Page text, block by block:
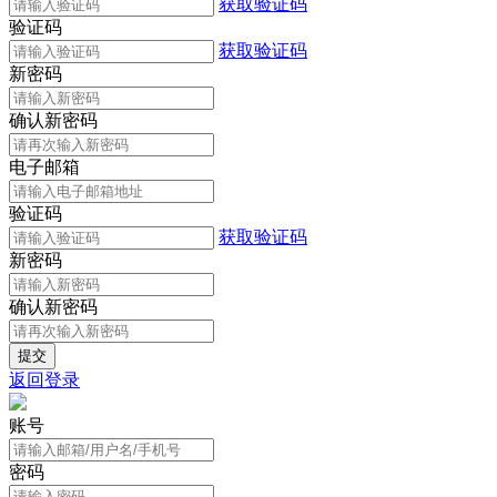
获取验证码
验证码
获取验证码
新密码
确认新密码
电子邮箱
验证码
获取验证码
新密码
确认新密码
返回登录
账号
密码